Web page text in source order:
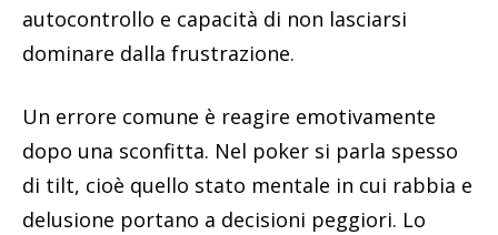
autocontrollo e capacità di non lasciarsi
dominare dalla frustrazione.
Un errore comune è reagire emotivamente
dopo una sconfitta. Nel poker si parla spesso
di tilt, cioè quello stato mentale in cui rabbia e
delusione portano a decisioni peggiori. Lo